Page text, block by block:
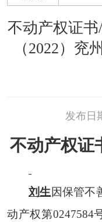
不动产权证
（2022）兖
发布日
不动产权证
刘生因保管不
动产权第0247584